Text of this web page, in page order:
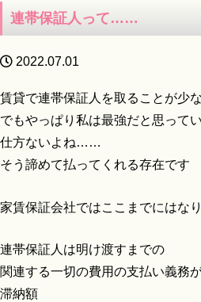
連帯保証人って……
2022.07.01
賃貸で連帯保証人を取ることが少
でもやっぱり私は最強だと思って
仕方ないよね……
そう諦めて払ってくれる存在です
家賃保証会社ではここまでにはな
連帯保証人は明け渡すまでの
関連する一切の費用の支払い義務
滞納額